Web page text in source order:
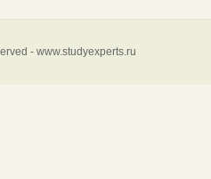
- www.studyexperts.ru